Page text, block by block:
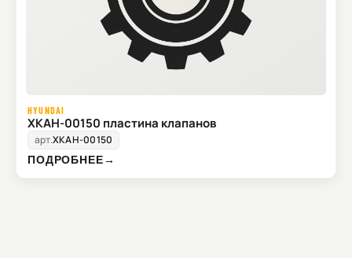
HYUNDAI
XKAH-00150 пластина клапанов
арт.XKAH-00150
ПОДРОБНЕЕ→